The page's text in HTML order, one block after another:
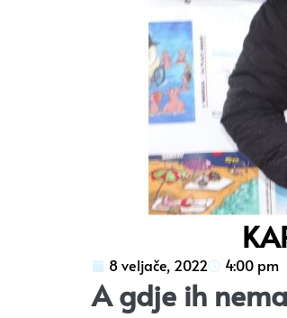
8 veljače, 2022 4:00 pm
A gdje ih